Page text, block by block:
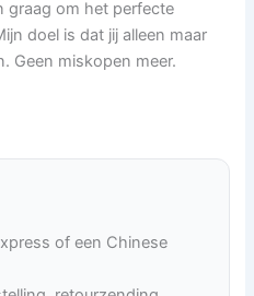
graag om het perfecte
doel is dat jij alleen maar
Geen miskopen meer.
of een Chinese